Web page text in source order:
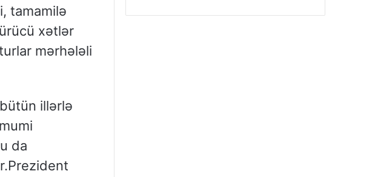
tamamilə
xətlər
mərhələli
illərlə
da